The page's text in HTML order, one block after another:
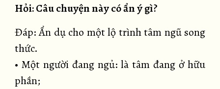
Hỏi: Câu chuyện này có ẩn ý gì?
Đáp: Ẩn dụ cho một lộ trình tâm ngũ song
thức.
• Một người đang ngủ: là tâm đang ở hữu
phần;